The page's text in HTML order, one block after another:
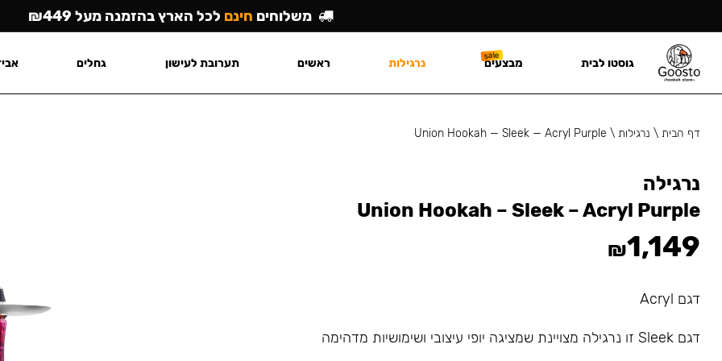
דף הבית\ נרגילות\
Union Hookah — Sleek — Acryl Purple
נרגילה
Union Hookah – Sleek – Acryl Purple
₪1,149
דגם Acryl
דגם Sleek זו נרגילה מצויינת שמציגה יופי עיצובי ושימושיות מדהימה
משלוחים חינם לכל הארץ בהזמנה מעל ₪449
גוסטו לבית מבצעים נרגילות ראשים תערובת לעישון גחלים